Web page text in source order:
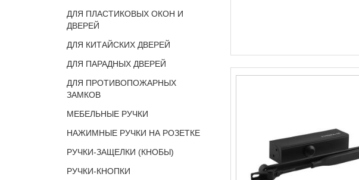
ДЛЯ ПЛАСТИКОВЫХ ОКОН И
ДВЕРЕЙ
ДЛЯ КИТАЙСКИХ ДВЕРЕЙ
ДЛЯ ПАРАДНЫХ ДВЕРЕЙ
ДЛЯ ПРОТИВОПОЖАРНЫХ
ЗАМКОВ
МЕБЕЛЬНЫЕ РУЧКИ
НАЖИМНЫЕ РУЧКИ НА РОЗЕТКЕ
РУЧКИ-ЗАЩЕЛКИ (КНОБЫ)
РУЧКИ-КНОПКИ